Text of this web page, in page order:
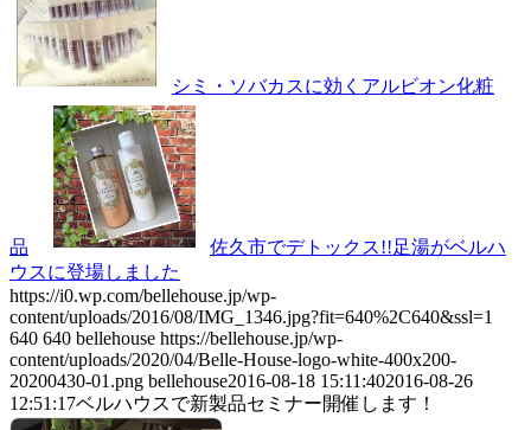
シミ・ソバカスに効くアルビオン化粧
品
佐久市でデトックス!!足湯がベルハ
ウスに登場しました
https://i0.wp.com/bellehouse.jp/wp-
content/uploads/2016/08/IMG_1346.jpg?fit=640%2C640&ssl=1
640 640 bellehouse https://bellehouse.jp/wp-
content/uploads/2020/04/Belle-House-logo-white-400x200-
20200430-01.png bellehouse2016-08-18 15:11:402016-08-26
12:51:17ベルハウスで新製品セミナー開催します！